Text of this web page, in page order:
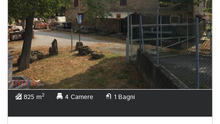
825 m2 4 Camere 1 Bagni